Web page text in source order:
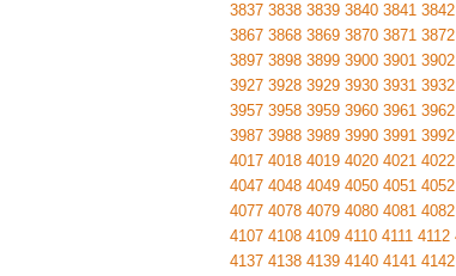
3837 3838 3839 3840 3841 3842
3867 3868 3869 3870 3871 3872
3897 3898 3899 3900 3901 3902
3927 3928 3929 3930 3931 3932
3957 3958 3959 3960 3961 3962
3987 3988 3989 3990 3991 3992
4017 4018 4019 4020 4021 4022
4047 4048 4049 4050 4051 4052
4077 4078 4079 4080 4081 4082
4107 4108 4109 4110 4111 4112
4137 4138 4139 4140 4141 4142